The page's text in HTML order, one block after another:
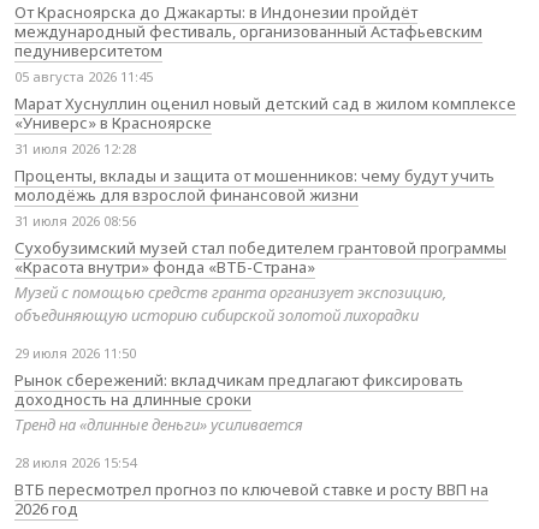
От Красноярска до Джакарты: в Индонезии пройдёт
международный фестиваль, организованный Астафьевским
педуниверситетом
05 августа 2026 11:45
Марат Хуснуллин оценил новый детский сад в жилом комплексе
«Универс» в Красноярске
31 июля 2026 12:28
Проценты, вклады и защита от мошенников: чему будут учить
молодёжь для взрослой финансовой жизни
31 июля 2026 08:56
Сухобузимский музей стал победителем грантовой программы
«Красота внутри» фонда «ВТБ-Страна»
Музей с помощью средств гранта организует экспозицию,
объединяющую историю сибирской золотой лихорадки
29 июля 2026 11:50
Рынок сбережений: вкладчикам предлагают фиксировать
доходность на длинные сроки
Тренд на «длинные деньги» усиливается
28 июля 2026 15:54
ВТБ пересмотрел прогноз по ключевой ставке и росту ВВП на
2026 год